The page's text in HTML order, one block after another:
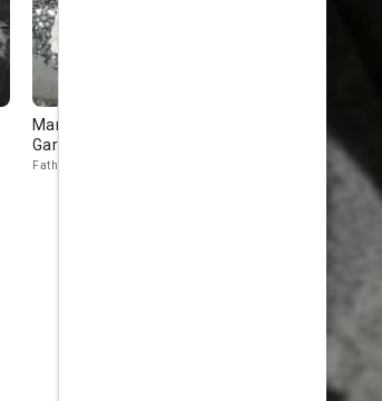
Martín
Garralaga
Father Damasco
Whitmore
Clint Priest